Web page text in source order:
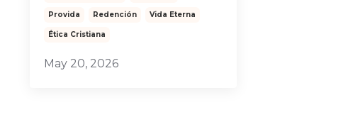
Provida Redención Vida Eterna
Ética Cristiana
May 20, 2026